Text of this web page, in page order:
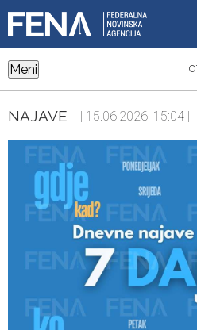
Meni
NAJAVE | 15.06.2026. 15:04 |